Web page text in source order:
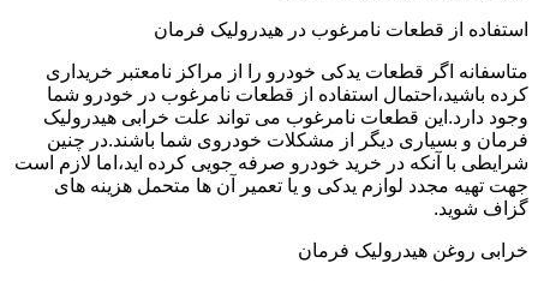
استفاده از قطعات نامرغوب در هیدرولیک فرمان
متاسفانه اگر قطعات یدکی خودرو را از مراکز نامعتبر خریداری
کرده باشید،احتمال استفاده از قطعات نامرغوب در خودرو شما
وجود دارد.این قطعات نامرغوب می تواند علت خرابی هیدرولیک
فرمان و بسیاری دیگر از مشکلات خودروی شما باشند.در چنین
شرایطی با آنکه در خرید خودرو صرفه جویی کرده اید،اما لازم است
جهت تهیه مجدد لوازم یدکی و یا تعمیر آن ها متحمل هزینه های
گزاف شوید.
خرابی روغن هیدرولیک فرمان